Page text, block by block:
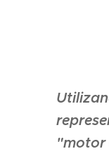
"motor